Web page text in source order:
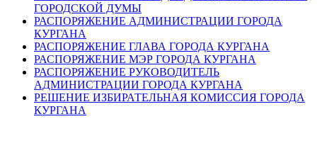
ГОРОДСКОЙ ДУМЫ
РАСПОРЯЖЕНИЕ АДМИНИСТРАЦИИ ГОРОДА
КУРГАНА
РАСПОРЯЖЕНИЕ ГЛАВА ГОРОДА КУРГАНА
РАСПОРЯЖЕНИЕ МЭР ГОРОДА КУРГАНА
РАСПОРЯЖЕНИЕ РУКОВОДИТЕЛЬ
АДМИНИСТРАЦИИ ГОРОДА КУРГАНА
РЕШЕНИЕ ИЗБИРАТЕЛЬНАЯ КОМИССИЯ ГОРОДА
КУРГАНА